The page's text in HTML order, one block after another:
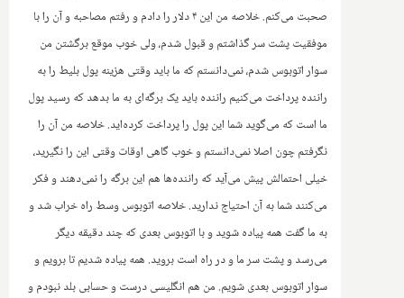
صحبت می‌کنم. خلاصه من این ۴ دلار را دادم و رفتم مصاحبه و ‌آن را با
موفقیت پشت سر گذاشتم و قبول شدم، ولی خوب موقع برگشتن من
سوار اتوبوس شدم،‌ نمی‌دانستم که ما باید وقتی هزینه پول بلیط را به
راننده پرداخت می‌کنیم راننده باید یک برگه‌ای به ما بدهد که رسید پول
ما است که می‌گوید شما این پول را پرداخت کرده‌اید. خلاصه من آن را
نگرفتم چون اصلا نمی‌دانستم و خوب گاهی اوقات وقتی این را نگیرید،
خیلی احتمالش پیش می‌آید که راننده‌ها هم این برگه را نمی‌دهند و فکر
می‌کنند شما به آن احتیاج ندارید. خلاصه اتوبوس‌ وسط راه‌ خراب شد و
به ما گفت همه پیاده شوید و با اتوبوس بعدی که چند دقیقه دیگر
می‌رسد و پشت سر ما‌ و در راه است بروید. همه پیاده شدیم تا برویم و
سوار اتوبوس بعدی شویم. من‌ هم انگلیسی درست و حسابی بلد نبودم و